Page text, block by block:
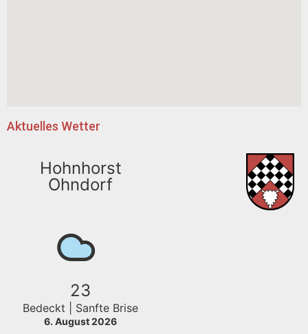
Aktuelles Wetter
Hohnhorst
Ohndorf
23
Bedeckt | Sanfte Brise
6. August 2026